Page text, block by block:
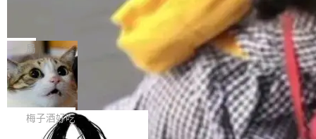
个独立于业务线程的全局通信引擎（Engine），
Coding 从个人辅助工具逐步走向团队级、组织
级应用，企业在规模化落地过程中，对安全性、
可控性和代码质量提出了更高要求。 首先是数据
安全与合规要求。对于大多数普通研发场景，公
有云模型能够满足快速试用和效率提升的需求。
但对于金融、能源、医疗等对数据安全要求较...
产品应用、支撑保障、专题等五大方向。深信服
AI算力网关（AI创新平台）成功入选！ 随着各行
各业的Agent走向规模化建设，算力构成形态逐
渐丰富，用户关注的重点也在发生变化：不只是
让AI用起来，还要进一步看清混合算力时代下，
Token花在哪里、算力是否被充分利用，以及持
续增长的AI成本该如何优化。 深信服AI算力网关
正是围绕这些实际问题，从Token治理和成本治
Jeff Dean 离开 Google：一个时代的结
束，一个实验室的开始
Google 员工编号 20。MapReduce 作者之一。
Bigtable 作者之一。TensorFlow 的作者之一。
Gemini 的架构师。Google 首席科学家。 Jeff D
ean 在 Google 工作了 27 年后，宣布离职。 他
不是一个人走。一同离开的还有 Sanjay Ghema
wat（Google 员工编号 23，Jeff Dean 二十多
年的编程搭档，MapReduce 和 Bigtable 的共同
局
🔥 SolonCode v2026.8.4 发布：界面
字体可调、22 种语言、记忆搜索增强
打开终端就能上岗的全中文编码智能体，这一轮
把「看得清、用母语、记得住」三件事一次补
齐。 SolonCode 是什么 SolonCode 是杭州无
梅子酒好吃